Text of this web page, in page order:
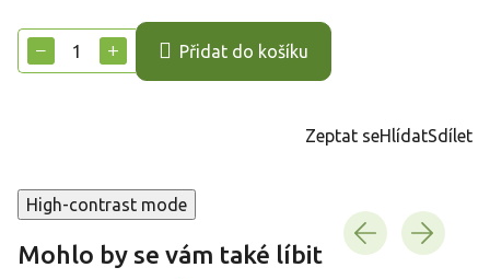
cena:
+
− Přidat do košíku
Zeptat seHlídatSdílet
High-contrast mode
Mohlo by se vám také líbit